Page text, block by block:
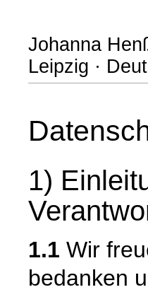
Johanna
Leipzig ·
1)
1.1 Wir
bedanken